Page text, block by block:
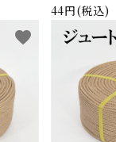
44円(税込)
favorite